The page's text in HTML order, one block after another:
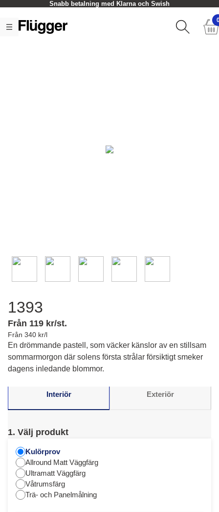
Snabb betalning med Klarna och Swish
1393
Från 119 kr/st.
Från 340 kr/l
En drömmande pastell, som väcker känslor av en stillsam
sommarmorgon där solens första strålar försiktigt smeker
dagens inledande blommor.
Interiör Exteriör
1. Välj produkt
Kulörprov
Allround Matt Väggfärg
Ultramatt Väggfärg
Våtrumsfärg
Trä- och Panelmålning